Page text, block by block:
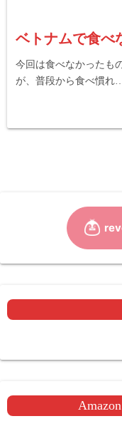
ベトナムで食べ
今回は食べなかったも
が、普段から食べ慣れ